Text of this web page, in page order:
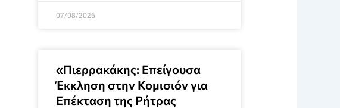
07/08/2026
«Πιερρακάκης: Επείγουσα
Έκκληση στην Κομισιόν για
Επέκταση της Ρήτρας